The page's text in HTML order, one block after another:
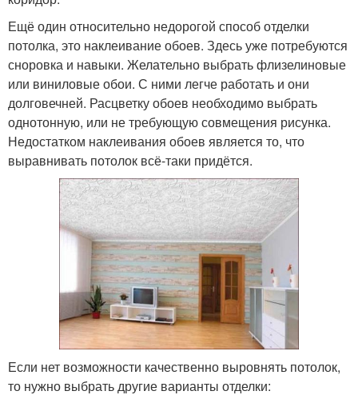
Ещё один относительно недорогой способ отделки
потолка, это наклеивание обоев. Здесь уже потребуются
сноровка и навыки. Желательно выбрать флизелиновые
или виниловые обои. С ними легче работать и они
долговечней. Расцветку обоев необходимо выбрать
однотонную, или не требующую совмещения рисунка.
Недостатком наклеивания обоев является то, что
выравнивать потолок всё-таки придётся.
Если нет возможности качественно выровнять потолок,
то нужно выбрать другие варианты отделки: